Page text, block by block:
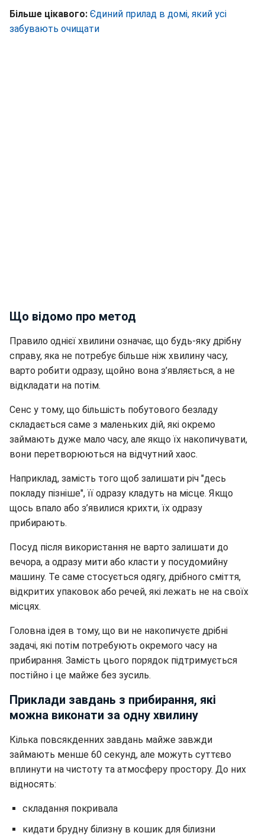
Більше цікавого: Єдиний прилад в домі, який усі
забувають очищати
Що відомо про метод
Правило однієї хвилини означає, що будь-яку дрібну
справу, яка не потребує більше ніж хвилину часу,
варто робити одразу, щойно вона з’являється, а не
відкладати на потім.
Сенс у тому, що більшість побутового безладу
складається саме з маленьких дій, які окремо
займають дуже мало часу, але якщо їх накопичувати,
вони перетворюються на відчутний хаос.
Наприклад, замість того щоб залишати річ "десь
покладу пізніше", її одразу кладуть на місце. Якщо
щось впало або з’явилися крихти, їх одразу
прибирають.
Посуд після використання не варто залишати до
вечора, а одразу мити або класти у посудомийну
машину. Те саме стосується одягу, дрібного сміття,
відкритих упаковок або речей, які лежать не на своїх
місцях.
Головна ідея в тому, що ви не накопичуєте дрібні
задачі, які потім потребують окремого часу на
прибирання. Замість цього порядок підтримується
постійно і це майже без зусиль.
Приклади завдань з прибирання, які
можна виконати за одну хвилину
Кілька повсякденних завдань майже завжди
займають менше 60 секунд, але можуть суттєво
вплинути на чистоту та атмосферу простору. До них
відносять:
складання покривала
кидати брудну білизну в кошик для білизни